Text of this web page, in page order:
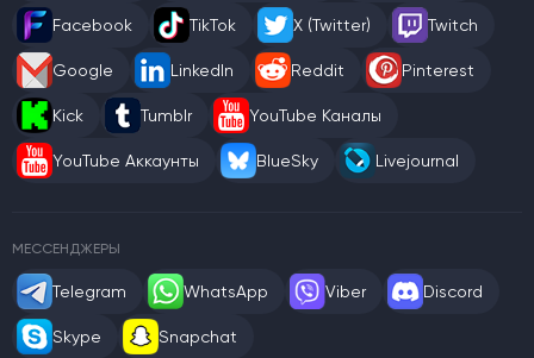
Facebook TikTok X (Twitter) Twitch
Google LinkedIn Reddit Pinterest
Kick Tumblr YouTube Каналы
YouTube Аккаунты BlueSky Livejournal
МЕССЕНДЖЕРЫ
Telegram WhatsApp Viber Discord
Skype Snapchat